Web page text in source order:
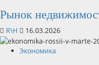
Рынок
R\H 16.03.2026
Экономика